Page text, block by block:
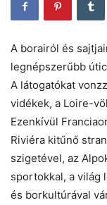
A borairól és
legnépszerűbb
A látogatókat
vidékek, a Loire-
Ezenkívül
Riviéra kitűnő
szigetével, az
sportokkal, a világ
és borkultúrával